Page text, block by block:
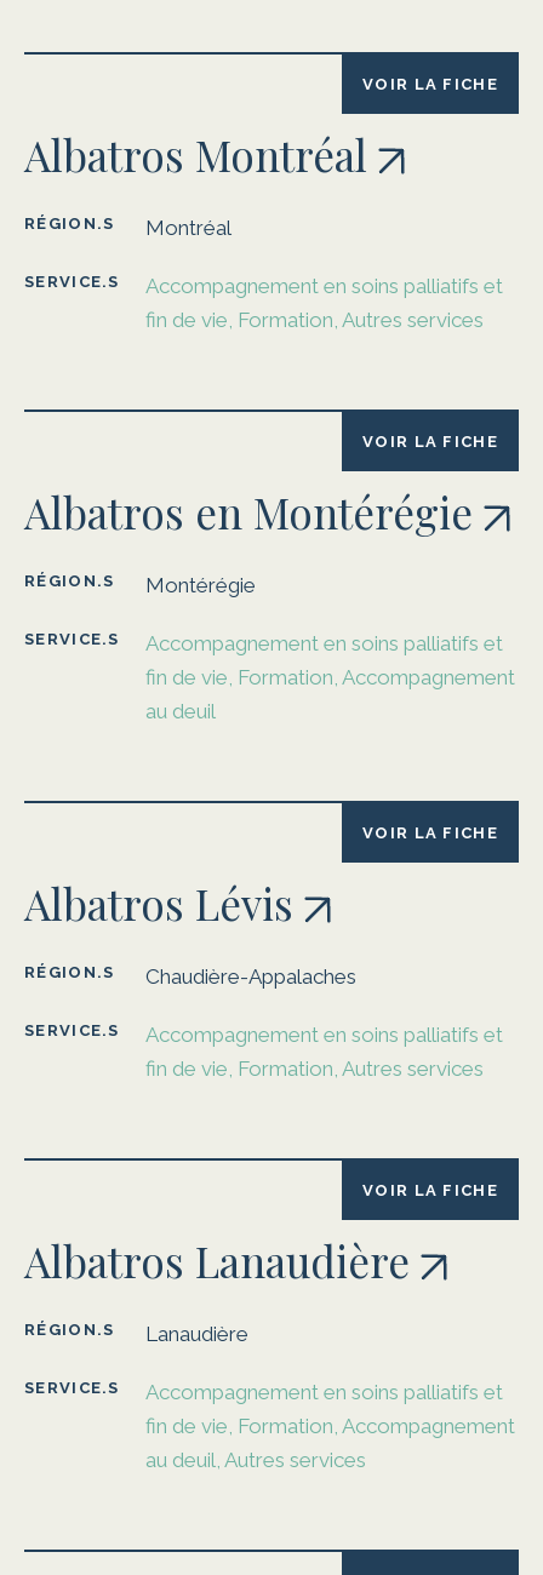
VOIR LA FICHE
Albatros Montréal
RÉGION.S Montréal
SERVICE.S
Accompagnement en soins palliatifs et
fin de vie, Formation, Autres services
VOIR LA FICHE
Albatros en Montérégie
RÉGION.S Montérégie
SERVICE.S
Accompagnement en soins palliatifs et
fin de vie, Formation, Accompagnement
au deuil
VOIR LA FICHE
Albatros Lévis
RÉGION.S Chaudière-Appalaches
SERVICE.S
Accompagnement en soins palliatifs et
fin de vie, Formation, Autres services
VOIR LA FICHE
Albatros Lanaudière
RÉGION.S Lanaudière
SERVICE.S
Accompagnement en soins palliatifs et
fin de vie, Formation, Accompagnement
au deuil, Autres services